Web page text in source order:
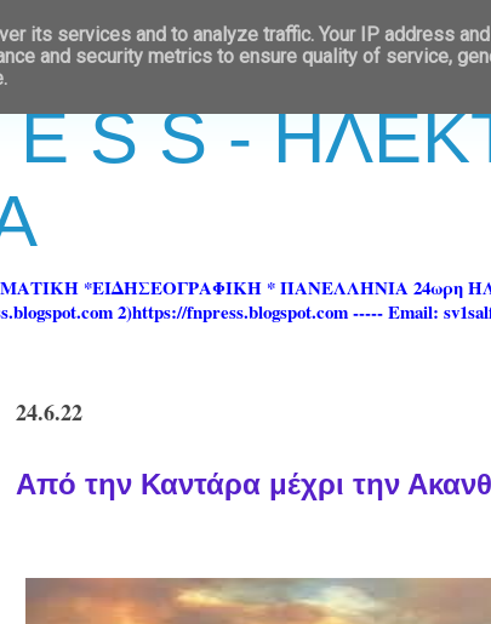
E S S -
*ΕΙΔΗΣΕΟΓΡΑΦΙΚΗ * ΠΑΝΕΛΛΗΝΙΑ 24ωρη
2)https://fnpress.blogspot.com ----- Email:
24.6.22
Από την Καντάρα μέχρι την
its services and to analyze traffic. Your IP address
and security metrics to ensure quality of service,